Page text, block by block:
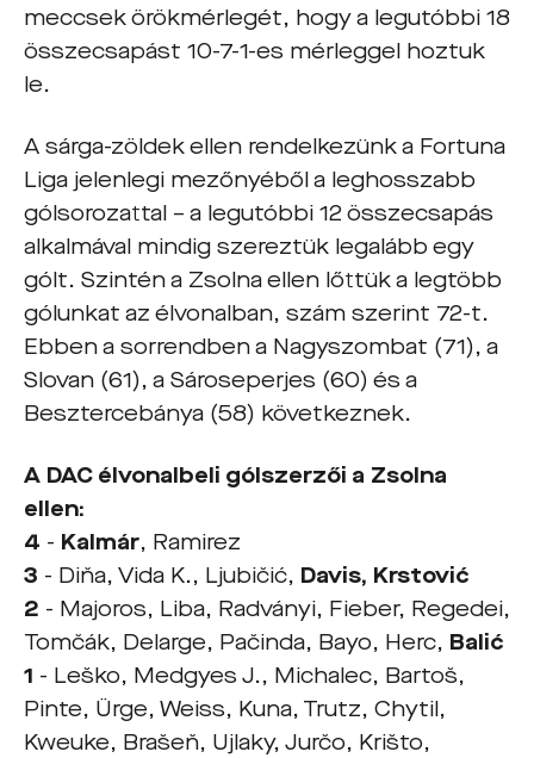
meccsek örökmérlegét, hogy a legutóbbi 18
összecsapást 10-7-1-es mérleggel hoztuk
le.
A sárga-zöldek ellen rendelkezünk a Fortuna
Liga jelenlegi mezőnyéből a leghosszabb
gólsorozattal – a legutóbbi 12 összecsapás
alkalmával mindig szereztük legalább egy
gólt. Szintén a Zsolna ellen lőttük a legtöbb
gólunkat az élvonalban, szám szerint 72-t.
Ebben a sorrendben a Nagyszombat (71), a
Slovan (61), a Sároseperjes (60) és a
Besztercebánya (58) következnek.
A DAC élvonalbeli gólszerzői a Zsolna
ellen:
4 - Kalmár, Ramirez
3 - Diňa, Vida K., Ljubičić, Davis, Krstović
2 - Majoros, Liba, Radványi, Fieber, Regedei,
Tomčák, Delarge, Pačinda, Bayo, Herc, Balić
1 - Leško, Medgyes J., Michalec, Bartoš,
Pinte, Ürge, Weiss, Kuna, Trutz, Chytil,
Kweuke, Brašeň, Ujlaky, Jurčo, Krišto,